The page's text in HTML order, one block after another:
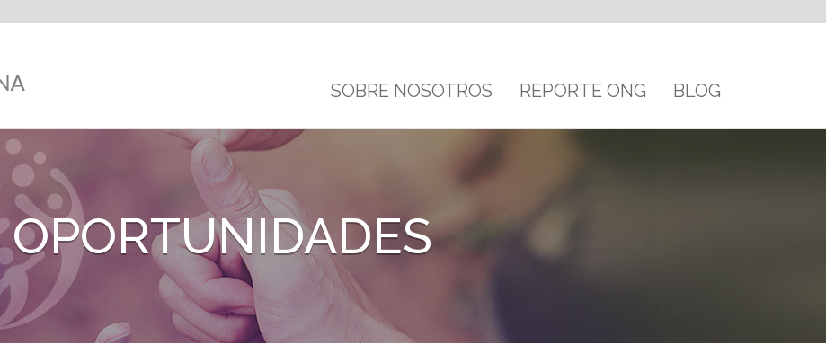
SOBRE NOSOTROS REPORTE ONG BLOG
OPORTUNIDADES